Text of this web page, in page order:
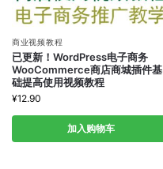
商业视频教程
已更新！WordPress电子商务
WooCommerce商店商城插件基
础提高使用视频教程
¥12.90
加入购物车